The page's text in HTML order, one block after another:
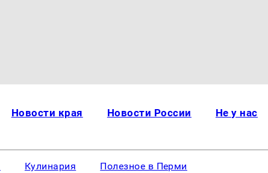
Новости края Новости России Не у нас
Кулинария Полезное в Перми